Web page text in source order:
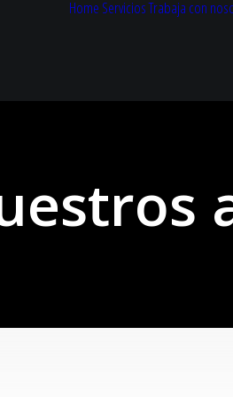
Home ServiciosTrabaja con